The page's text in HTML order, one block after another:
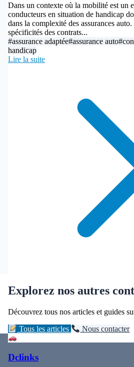
Dans un contexte où la mobilité est un
conducteurs en situation de handicap
dans la complexité des assurances
spécificités des contrats...
#assurance adaptée#assurance auto
handicap
Lire la suite
Explorez nos autres
Découvrez tous nos articles et guides
Tous les articles Nous contacter
Dclinks